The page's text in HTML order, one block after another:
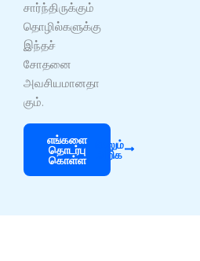
சார்ந்திருக்கும்
தொழில்களுக்கு
இந்தச்
சோதனை
அவசியமானதா
கும்.
எங்களை
தொடர்பு
கொள்ள
மேலும்
அறிக